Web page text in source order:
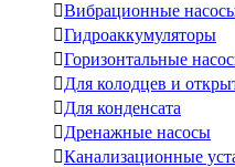
Вибрационные
Гидроаккумуляторы
Горизонтальные
Для колодцев и
Для конденсата
Дренажные насосы
Канализационные